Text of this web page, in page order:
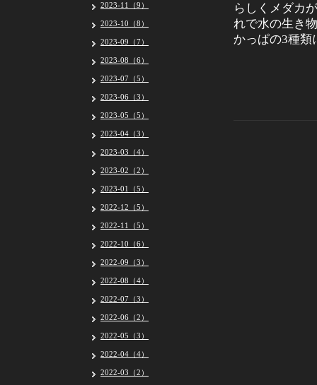
らしくメダカ
れで水の生き
かっぱの3種類
2023-11（9）
2023-10（8）
2023-09（7）
2023-08（6）
2023-07（5）
2023-06（3）
2023-05（5）
2023-04（3）
2023-03（4）
2023-02（2）
2023-01（5）
2022-12（5）
2022-11（5）
2022-10（6）
2022-09（3）
2022-08（4）
2022-07（3）
2022-06（2）
2022-05（3）
2022-04（4）
2022-03（2）